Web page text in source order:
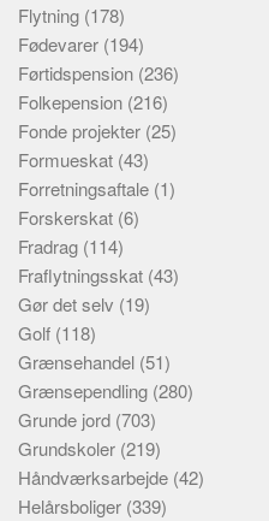
Flytning (178)
Fødevarer (194)
Førtidspension (236)
Folkepension (216)
Fonde projekter (25)
Formueskat (43)
Forretningsaftale (1)
Forskerskat (6)
Fradrag (114)
Fraflytningsskat (43)
Gør det selv (19)
Golf (118)
Grænsehandel (51)
Grænsependling (280)
Grunde jord (703)
Grundskoler (219)
Håndværksarbejde (42)
Helårsboliger (339)